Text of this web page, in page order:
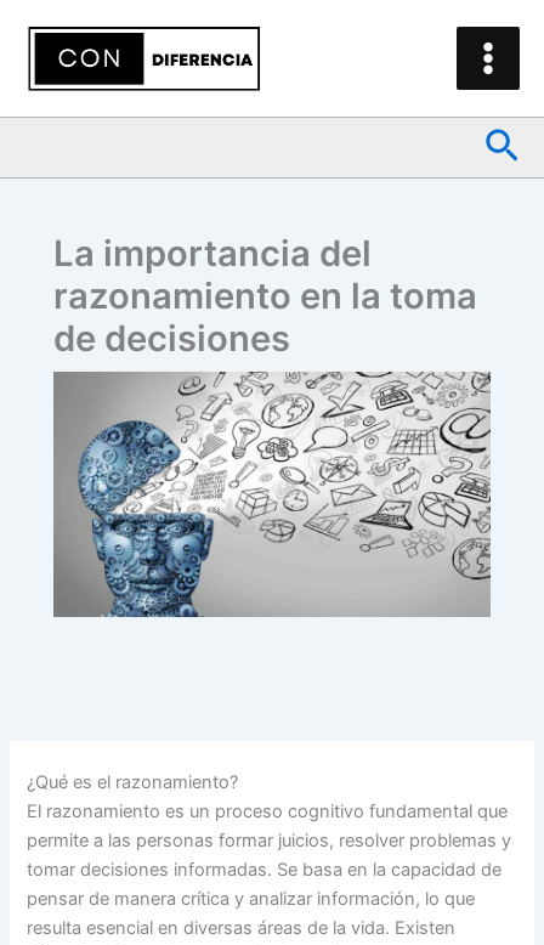
contenido
La importancia del
razonamiento en la toma
de decisiones
¿Qué es el razonamiento?
El razonamiento es un proceso cognitivo fundamental que
permite a las personas formar juicios, resolver problemas y
tomar decisiones informadas. Se basa en la capacidad de
pensar de manera crítica y analizar información, lo que
resulta esencial en diversas áreas de la vida. Existen